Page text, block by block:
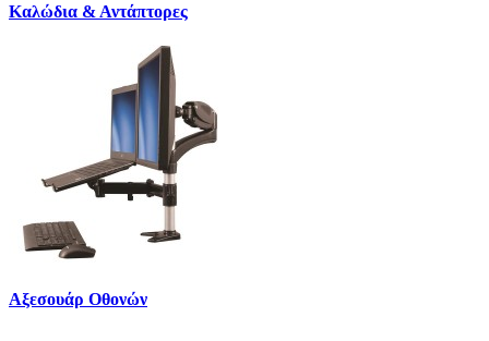
Καλώδια & Αντάπτορες
Αξεσουάρ Οθονών